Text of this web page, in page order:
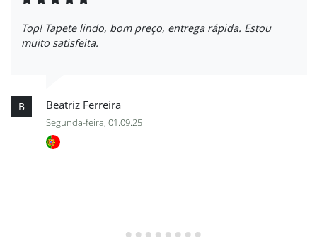
Top! Tapete lindo, bom preço, entrega rápida. Estou
muito satisfeita.
B Beatriz Ferreira
Segunda-feira, 01.09.25